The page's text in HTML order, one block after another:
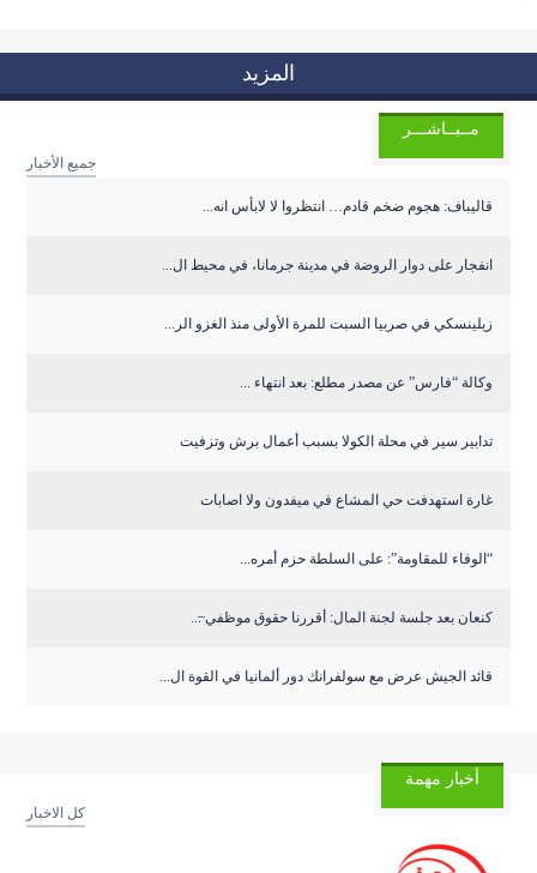
المزيد
مــبــاشـــر
جميع الأخبار
قاليباف: هجوم ضخم قادم… انتظروا لا لابأس انه...
انفجار على دوار الروضة في مدينة جرمانا، في محيط ال...
زيلينسكي في صربيا السبت للمرة الأولى منذ الغزو الر...
وكالة “فارس” عن مصدر مطلع: بعد انتهاء ...
تدابير سير في محلة الكولا بسبب أعمال برش وتزفيت
غارة استهدفت حي المشاع في ميفدون ولا اصابات
“الوفاء للمقاومة”: على السلطة حزم أمره...
كنعان بعد جلسة لجنة المال: أقررنا حقوق موظفي ̶...
قائد الجيش عرض مع سولفرانك دور ألمانيا في القوة ال...
أخبار مهمة
كل الاخبار